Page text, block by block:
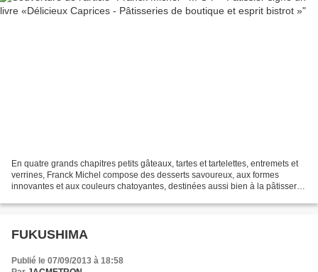
En quatre grands chapitres petits gâteaux, tartes et tartelettes, entremets et
verrines, Franck Michel compose des desserts savoureux, aux formes
innovantes et aux couleurs chatoyantes, destinées aussi bien à la pâtisserie
FUKUSHIMA
Publié le 07/09/2013 à 18:58